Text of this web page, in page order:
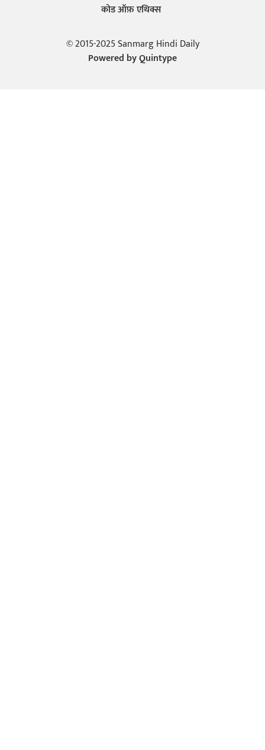
कोड ऑफ़ एथिक्स
© 2015-2025 Sanmarg Hindi Daily
Powered byQuintype